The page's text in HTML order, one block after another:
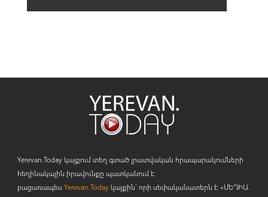
Yerevan.Today կայքում տեղ գտած լրատվական հրապարակումների
հեղինակային իրավունքը պատկանում է
բացառապես Yerevan.Todayկայքին` որի սեփականատերն է «ՄԵԴԻԱ